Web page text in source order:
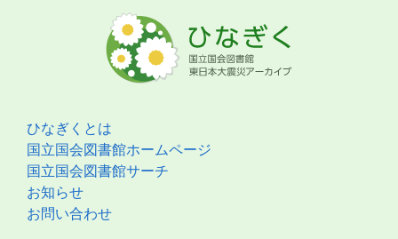
ひなぎくとは
国立国会図書館ホームページ
国立国会図書館サーチ
お知らせ
お問い合わせ